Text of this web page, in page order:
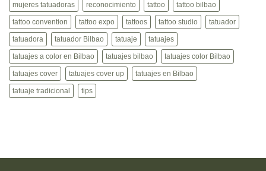
mujeres tatuadoras reconocimiento tattoo tattoo bilbao
tattoo convention tattoo expo tattoos tattoo studio tatuador
tatuadora tatuador Bilbao tatuaje tatuajes
tatuajes a color en Bilbao tatuajes bilbao tatuajes color Bilbao
tatuajes cover tatuajes cover up tatuajes en Bilbao
tatuaje tradicional tips